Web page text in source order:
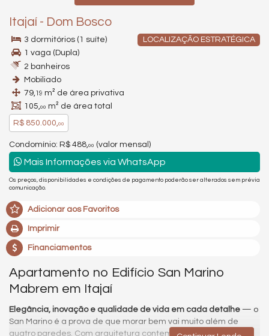
Itajaí - Dom Bosco
LOCALIZAÇÃO ESTRATÉGICA
3 dormitórios (1 suíte)
1 vaga (Dupla)
2 banheiros
Mobiliado
79,19 m² de área privativa
105,00 m² de área total
R$ 850.000,00
Condomínio: R$ 488, 00 (valor mensal)
Mais Informações via WhatsApp
Os preços, disponibilidades e condições de pagamento poderão ser alterados sem prévia
comunicação.
Adicionar aos Favoritos
Imprimir
Financiamentos
Apartamento no Edifício San Marino
Mabrem em Itajaí
Elegância, inovação e qualidade de vida em cada detalhe — o
San Marino é a prova de que morar bem vai muito além de
quatro paredes. Com arquitetura contemporânea e